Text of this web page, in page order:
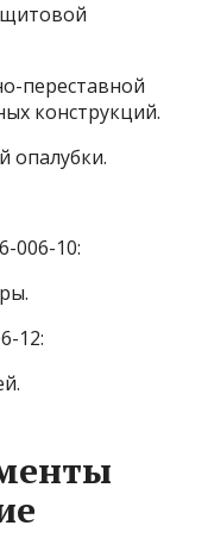
переставной
конструкций.
опалубки.
006-10:
12: